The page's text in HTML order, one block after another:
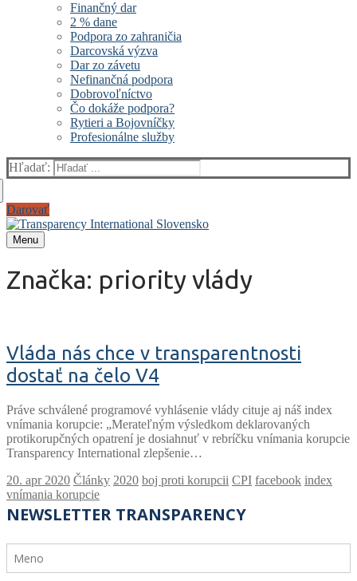
Finančný dar
2 % dane
Podpora zo zahraničia
Darcovská výzva
Dar zo závetu
Nefinančná podpora
Dobrovoľníctvo
Čo dokáže podpora?
Rytieri a Bojovníčky
Profesionálne služby
Hľadať:
Darovať
Menu
Značka: priority vlády
Vláda nás chce v transparentnosti
dostať na čelo V4
Práve schválené programové vyhlásenie vlády cituje aj náš index
vnímania korupcie: „Merateľným výsledkom deklarovaných
protikorupčných opatrení je dosiahnuť v rebríčku vnímania korupcie
Transparency International zlepšenie…
Články 2020 boj proti korupcii CPI facebook index
vnímania korupcie